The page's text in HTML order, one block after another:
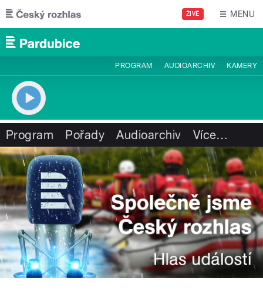
Přejít k hlavnímu obsahu
ŽIVĚ MENU
PROGRAM AUDIOARCHIV KAMERY
Program Pořady Audioarchiv Více…